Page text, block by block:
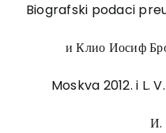
Biografski podaci
и Клио Иосиф
Moskva 2012. i L.
И.